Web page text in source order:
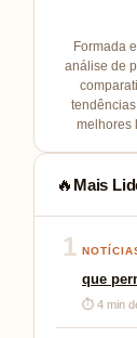
Formada
análise de
melhores
🔥 Mais
1
que
⏱ 4 min